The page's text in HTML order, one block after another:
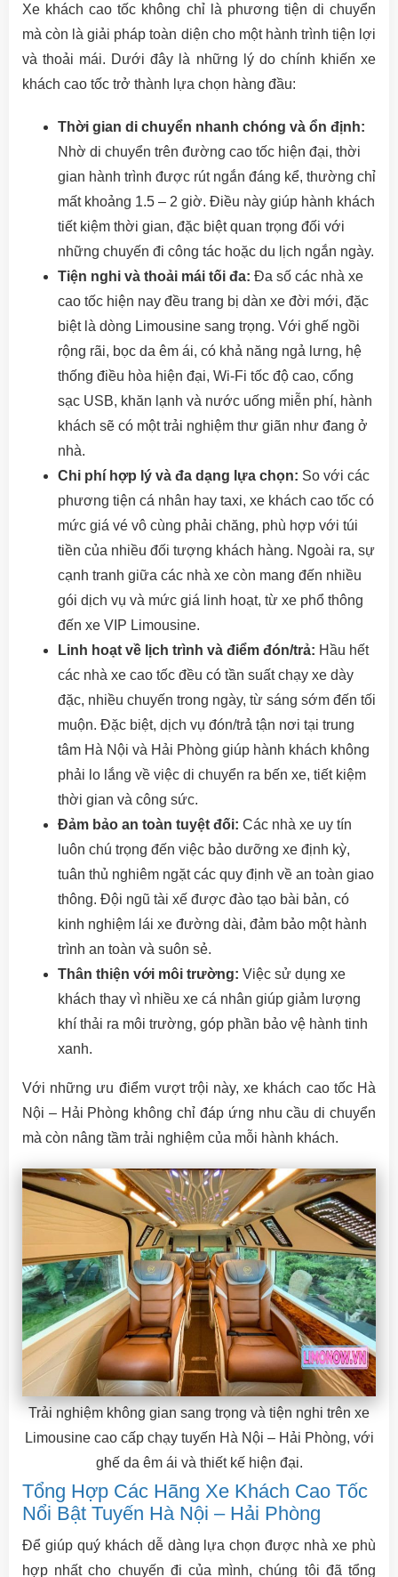
Xe khách cao tốc không chỉ là phương tiện di chuyển
mà còn là giải pháp toàn diện cho một hành trình tiện lợi
và thoải mái. Dưới đây là những lý do chính khiến xe
khách cao tốc trở thành lựa chọn hàng đầu:
Thời gian di chuyển nhanh chóng và ổn định:
Nhờ di chuyển trên đường cao tốc hiện đại, thời
gian hành trình được rút ngắn đáng kể, thường chỉ
mất khoảng 1.5 – 2 giờ. Điều này giúp hành khách
tiết kiệm thời gian, đặc biệt quan trọng đối với
những chuyến đi công tác hoặc du lịch ngắn ngày.
Tiện nghi và thoải mái tối đa: Đa số các nhà xe
cao tốc hiện nay đều trang bị dàn xe đời mới, đặc
biệt là dòng Limousine sang trọng. Với ghế ngồi
rộng rãi, bọc da êm ái, có khả năng ngả lưng, hệ
thống điều hòa hiện đại, Wi-Fi tốc độ cao, cổng
sạc USB, khăn lạnh và nước uống miễn phí, hành
khách sẽ có một trải nghiệm thư giãn như đang ở
nhà.
Chi phí hợp lý và đa dạng lựa chọn: So với các
phương tiện cá nhân hay taxi, xe khách cao tốc có
mức giá vé vô cùng phải chăng, phù hợp với túi
tiền của nhiều đối tượng khách hàng. Ngoài ra, sự
cạnh tranh giữa các nhà xe còn mang đến nhiều
gói dịch vụ và mức giá linh hoạt, từ xe phổ thông
đến xe VIP Limousine.
Linh hoạt về lịch trình và điểm đón/trả: Hầu hết
các nhà xe cao tốc đều có tần suất chạy xe dày
đặc, nhiều chuyến trong ngày, từ sáng sớm đến tối
muộn. Đặc biệt, dịch vụ đón/trả tận nơi tại trung
tâm Hà Nội và Hải Phòng giúp hành khách không
phải lo lắng về việc di chuyển ra bến xe, tiết kiệm
thời gian và công sức.
Đảm bảo an toàn tuyệt đối: Các nhà xe uy tín
luôn chú trọng đến việc bảo dưỡng xe định kỳ,
tuân thủ nghiêm ngặt các quy định về an toàn giao
thông. Đội ngũ tài xế được đào tạo bài bản, có
kinh nghiệm lái xe đường dài, đảm bảo một hành
trình an toàn và suôn sẻ.
Thân thiện với môi trường: Việc sử dụng xe
khách thay vì nhiều xe cá nhân giúp giảm lượng
khí thải ra môi trường, góp phần bảo vệ hành tinh
xanh.
Với những ưu điểm vượt trội này, xe khách cao tốc Hà
Nội – Hải Phòng không chỉ đáp ứng nhu cầu di chuyển
mà còn nâng tầm trải nghiệm của mỗi hành khách.
Trải nghiệm không gian sang trọng và tiện nghi trên xe
Limousine cao cấp chạy tuyến Hà Nội – Hải Phòng, với
ghế da êm ái và thiết kế hiện đại.
Tổng Hợp Các Hãng Xe Khách Cao Tốc
Nổi Bật Tuyến Hà Nội – Hải Phòng
Để giúp quý khách dễ dàng lựa chọn được nhà xe phù
hợp nhất cho chuyến đi của mình, chúng tôi đã tổng